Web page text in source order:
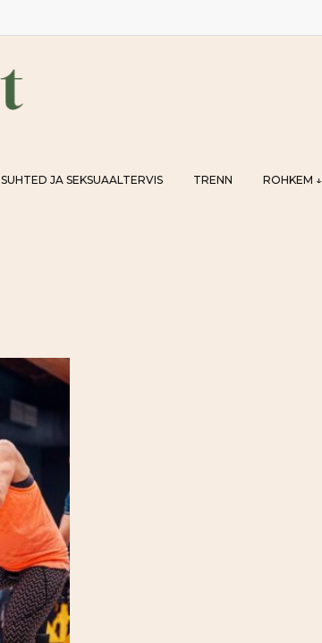
SUHTED JA SEKSUAALTERVIS TRENN ROHKEM ↓